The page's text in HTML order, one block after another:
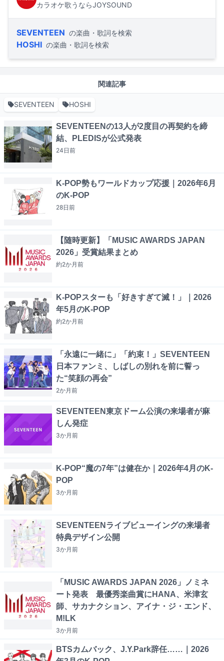
カラオケ歌うならJOYSOUND
SEVENTEEN の楽曲・歌詞を検索
HOSHI の楽曲・歌詞を検索
関連記事
SEVENTEEN HOSHI
SEVENTEENの13人が2度目の再契約を締
結、PLEDISが公式発表
24日前
K-POP勢もワールドカップ応援｜2026年6月
のK-POP
28日前
【随時更新】「MUSIC AWARDS JAPAN
2026」受賞結果まとめ
約2か月前
K-POPスターも「好きすぎて滅！」｜2026
年5月のK-POP
約2か月前
「永遠に一緒に」「約束！」SEVENTEEN
日本ファンミ、しばしの別れを前に誓っ
た“笑顔の再会”
2か月前
SEVENTEEN東京ドーム公演の来場者が麻
しん発症
3か月前
K-POP“魔の7年”は健在か｜2026年4月のK-
POP
3か月前
SEVENTEENライブビューイングの来場者
特典デザイン公開
3か月前
「MUSIC AWARDS JAPAN 2026」ノミネ
ート発表 最優秀楽曲賞にHANA、米津玄
師、サカナクション、アイナ・ジ・エンド、
M!LK
3か月前
BTSカムバック、J.Y.Park辞任……｜2026